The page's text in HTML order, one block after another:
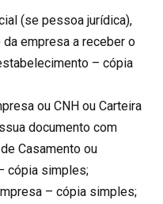
(se pessoa jurídica),
empresa a receber o
– cópia
ou CNH ou Carteira
documento com
Casamento ou
cópia simples;
– cópia simples;